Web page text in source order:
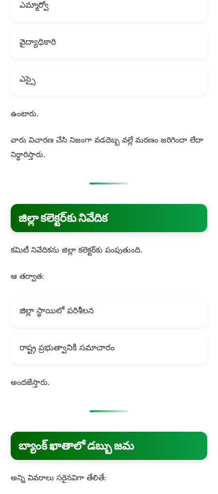
ఎమ్మార్వో
వైద్యాధికారి
ఎస్సై
ఉంటారు.
వారు విచారణ చేసి నిజంగా వడదెబ్బ వల్లే మరణం జరిగిందా లేదా
నిర్ధారిస్తారు.
జిల్లా కలెక్టర్‌కు నివేదిక
కమిటీ నివేదికను జిల్లా కలెక్టర్‌కు పంపుతుంది.
ఆ తర్వాత:
జిల్లా స్థాయిలో పరిశీలన
రాష్ట్ర ప్రభుత్వానికి సమాచారం
అందజేస్తారు.
బ్యాంక్ ఖాతాలో డబ్బు జమ
అన్ని వివరాలు సరైనవిగా తేలితే: